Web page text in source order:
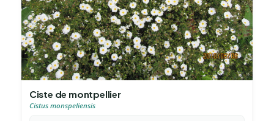
Ciste de montpellier
Cistus monspeliensis